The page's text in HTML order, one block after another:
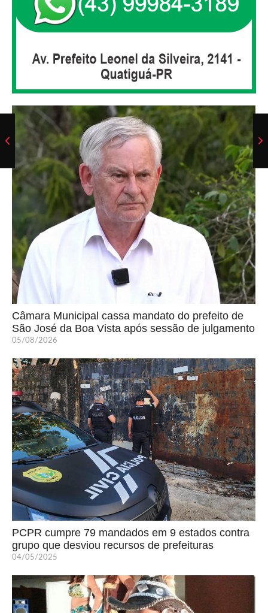
Câmara Municipal cassa mandato do prefeito de
São José da Boa Vista após sessão de julgamento
05/08/2026
PCPR cumpre 79 mandados em 9 estados contra
grupo que desviou recursos de prefeituras
04/05/2025